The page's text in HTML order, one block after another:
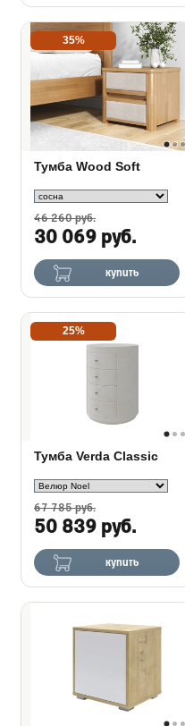
35%
Тумба Wood Soft
46 260 руб.
30 069 руб.
купить
25%
Тумба Verda Classic
67 785 руб.
50 839 руб.
купить